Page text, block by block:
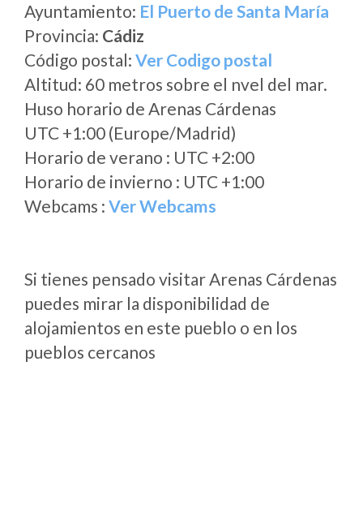
Ayuntamiento: El Puerto de Santa María
Provincia: Cádiz
Código postal: Ver Codigo postal
Altitud: 60 metros sobre el nvel del mar.
Huso horario de Arenas Cárdenas
UTC +1:00 (Europe/Madrid)
Horario de verano : UTC +2:00
Horario de invierno : UTC +1:00
Webcams : Ver Webcams
Si tienes pensado visitar Arenas Cárdenas
puedes mirar la disponibilidad de
alojamientos en este pueblo o en los
pueblos cercanos